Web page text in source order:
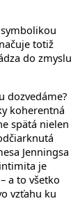
totiž
do zmyslu
dozvedáme?
koherentná
spätá nielen
Jenningsa
je
a to všetko
vzťahu ku